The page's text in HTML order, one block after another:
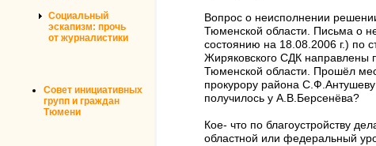
Социальный
эскапизм: прочь
от журналистики
Совет инициативных
групп и граждан
Тюмени
Вопрос о неисполнении
Тюменской области. Письма о
состоянию на 18.08.2006 г.) по
Жиряковского СДК направлены
Тюменской области. Прошёл
прокурору района С.Ф.Антушеву
получилось у А.В.Берсенёва?
Кое- что по благоустройству
областной или федеральный